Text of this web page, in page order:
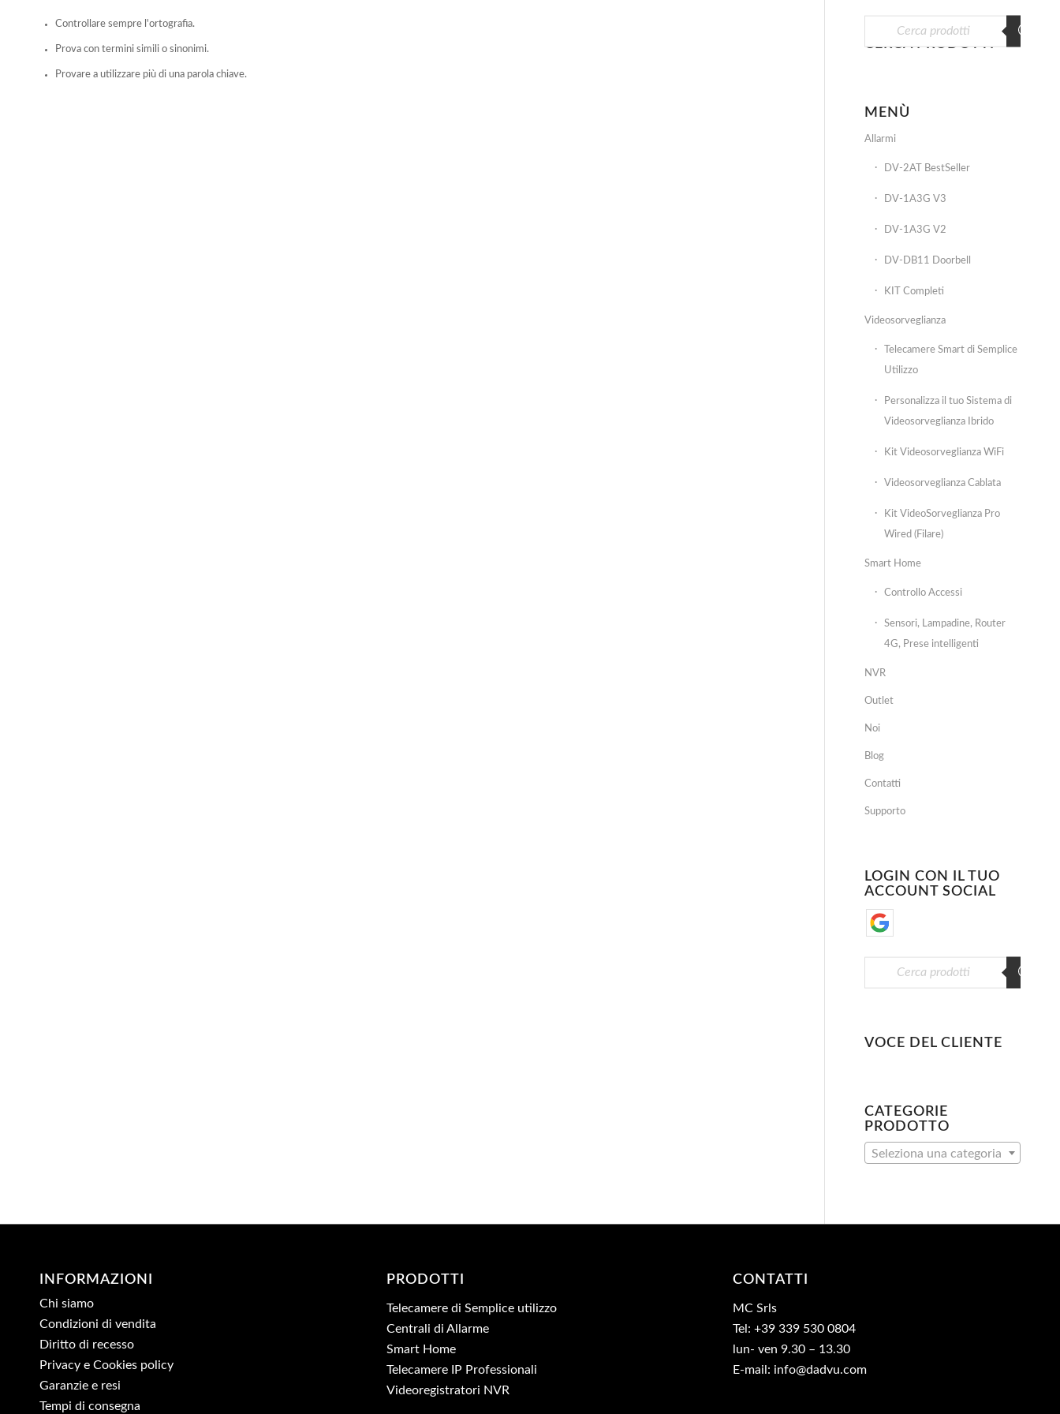
Controllare sempre l'ortografia.
Prova con termini simili o sinonimi.
Provare a utilizzare più di una parola chiave.
CERCA PRODOTTI
MENÙ
Allarmi
DV-2AT BestSeller
DV-1A3G V3
DV-1A3G V2
DV-DB11 Doorbell
KIT Completi
Videosorveglianza
Telecamere Smart di Semplice
Utilizzo
Personalizza il tuo Sistema di
Videosorveglianza Ibrido
Kit Videosorveglianza WiFi
Videosorveglianza Cablata
Kit VideoSorveglianza Pro
Wired (Filare)
Smart Home
Controllo Accessi
Sensori, Lampadine, Router
4G, Prese intelligenti
NVR
Outlet
Noi
Blog
Contatti
Supporto
LOGIN CON IL TUO
ACCOUNT SOCIAL
VOCE DEL CLIENTE
CATEGORIE
PRODOTTO
Seleziona una categoria
INFORMAZIONI
Chi siamo
Condizioni di vendita
Diritto di recesso
Privacy e Cookies policy
Garanzie e resi
Tempi di consegna
PRODOTTI
Telecamere di Semplice utilizzo
Centrali di Allarme
Smart Home
Telecamere IP Professionali
Videoregistratori NVR
CONTATTI
MC Srls
Tel: +39 339 530 0804
lun- ven 9.30 – 13.30
E-mail: info@dadvu.com